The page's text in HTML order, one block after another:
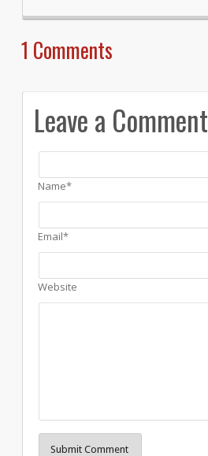
1 Comments
Leave a Comment
Name*
Email*
Website
Submit Comment